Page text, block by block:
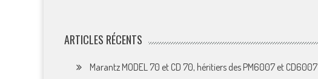
ARTICLES RÉCENTS
Marantz MODEL 70 et CD 70, héritiers des PM6007 et CD6007